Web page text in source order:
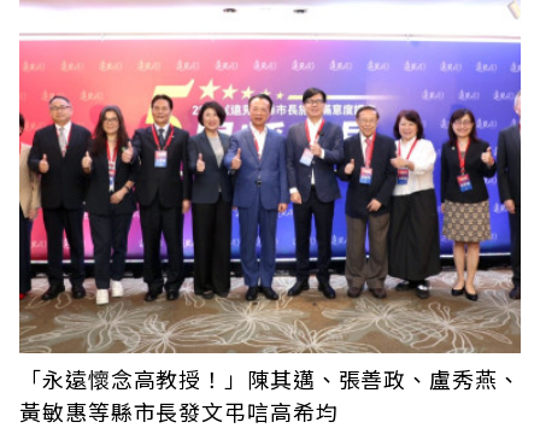
「永遠懷念高教授！」陳其邁、張善政、盧秀燕、
黃敏惠等縣市長發文弔唁高希均